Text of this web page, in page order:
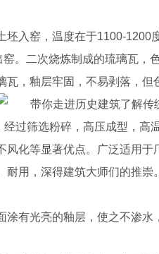
坯入窑，温度在于1100-
。二次烧炼制成的琉璃瓦，
，釉层牢固，不易剥落，但
过筛选粉碎，高压成型，
风化等显著优点。广泛适用
用，深得建筑大师们的推
涂有光亮的釉层，使之不渗水